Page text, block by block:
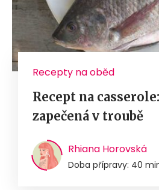
Recepty na oběd
Recept na
zapečená v troubě
Rhiana Horovská
Doba přípravy: 40